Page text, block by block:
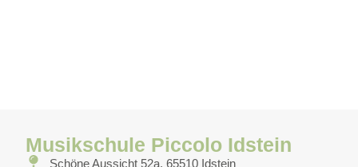
Musikschule Piccolo Idstein
Schöne Aussicht 52a, 65510 Idstein